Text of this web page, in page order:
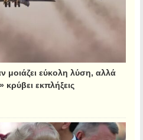
μοιάζει εύκολη λύση, αλλά
κρύβει εκπλήξεις